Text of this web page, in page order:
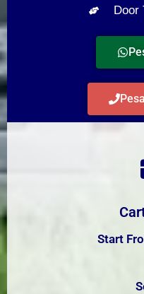
Door
Start